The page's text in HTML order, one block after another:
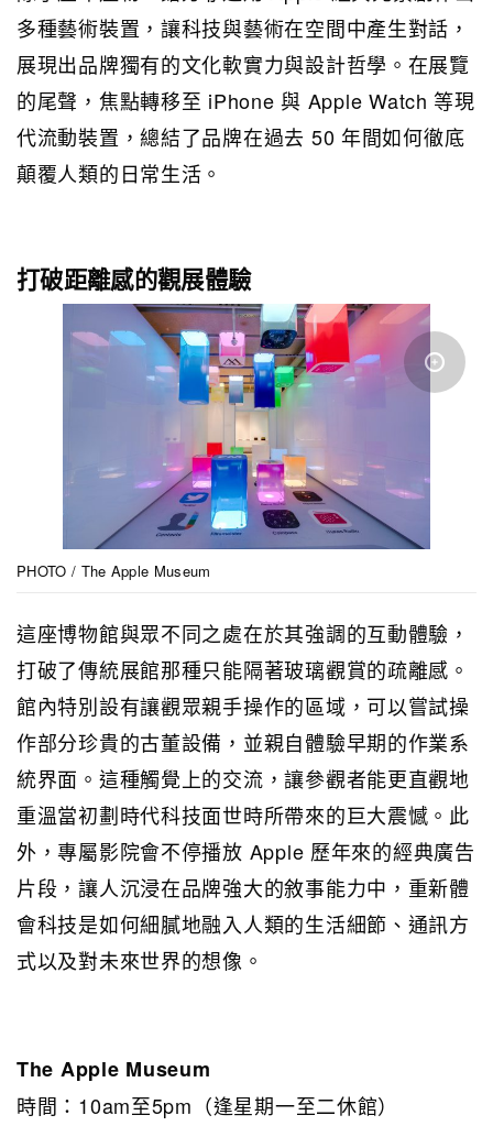
多種藝術裝置，讓科技與藝術在空間中產生對話，
展現出品牌獨有的文化軟實力與設計哲學。在展覽
的尾聲，焦點轉移至 iPhone 與 Apple Watch 等現
代流動裝置，總結了品牌在過去 50 年間如何徹底
顛覆人類的日常生活。
打破距離感的觀展體驗
PHOTO / The Apple Museum
這座博物館與眾不同之處在於其強調的互動體驗，
打破了傳統展館那種只能隔著玻璃觀賞的疏離感。
館內特別設有讓觀眾親手操作的區域，可以嘗試操
作部分珍貴的古董設備，並親自體驗早期的作業系
統界面。這種觸覺上的交流，讓參觀者能更直觀地
重溫當初劃時代科技面世時所帶來的巨大震憾。此
外，專屬影院會不停播放 Apple 歷年來的經典廣告
片段，讓人沉浸在品牌強大的敘事能力中，重新體
會科技是如何細膩地融入人類的生活細節、通訊方
式以及對未來世界的想像。
The Apple Museum
時間：10am至5pm（逢星期一至二休館）